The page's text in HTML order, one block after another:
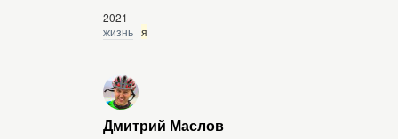
2021
жизнь я
Дмитрий Маслов